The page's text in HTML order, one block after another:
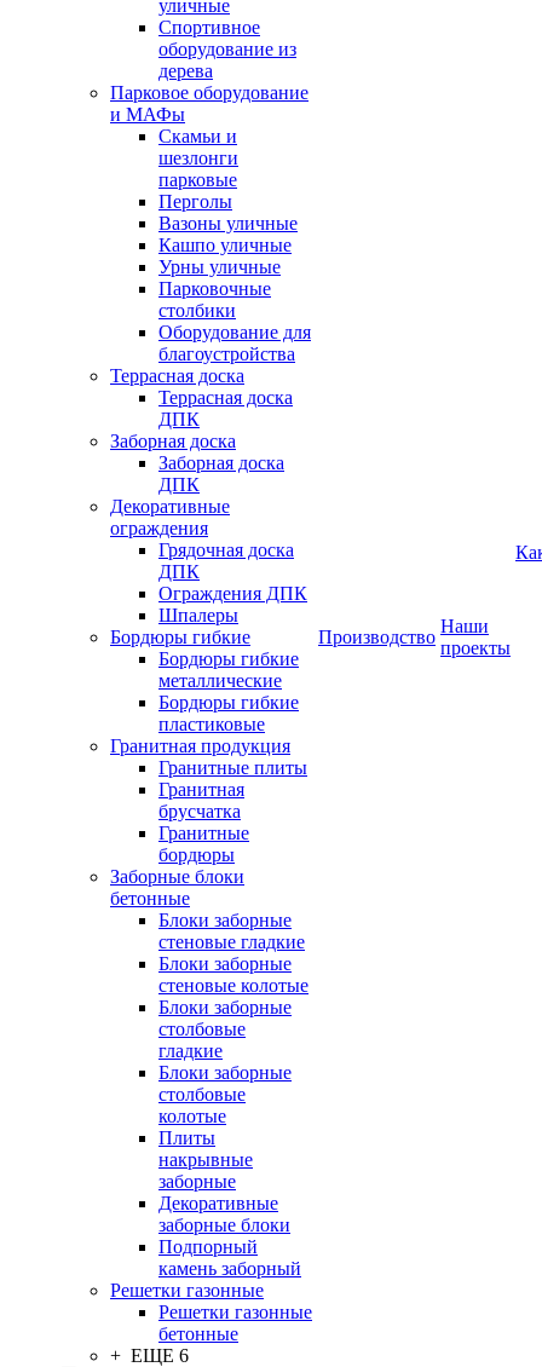
уличные
Спортивное
оборудование из
дерева
Парковое оборудование
и МАФы
Скамьи и
шезлонги
парковые
Перголы
Вазоны уличные
Кашпо уличные
Урны уличные
Парковочные
столбики
Оборудование для
благоустройства
Террасная доска
Террасная доска
ДПК
Заборная доска
Заборная доска
ДПК
Декоративные
ограждения
Грядочная доска
ДПК
Ограждения ДПК
Шпалеры
Бордюры гибкие
Бордюры гибкие
металлические
Бордюры гибкие
пластиковые
Гранитная продукция
Гранитные плиты
Гранитная
брусчатка
Гранитные
бордюры
Заборные блоки
бетонные
Блоки заборные
стеновые гладкие
Блоки заборные
стеновые колотые
Блоки заборные
столбовые
гладкие
Блоки заборные
столбовые
колотые
Плиты
накрывные
заборные
Декоративные
заборные блоки
Подпорный
камень заборный
Решетки газонные
Решетки газонные
бетонные
+ ЕЩЕ 6
Производство
Наши
проекты